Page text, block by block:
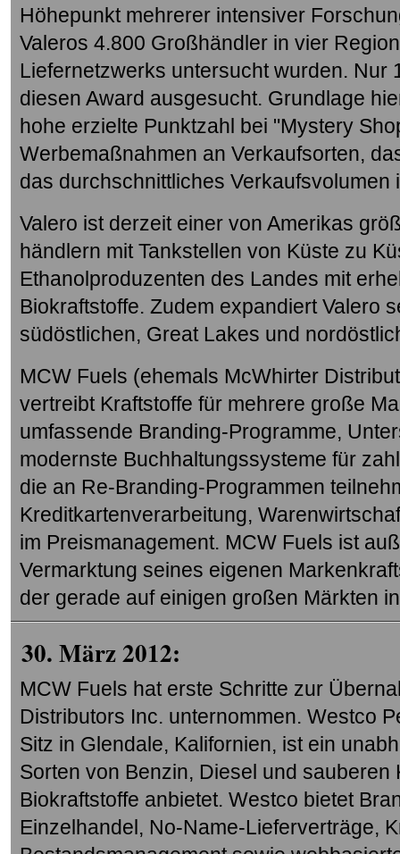
Höhepunkt mehrerer intensiver
Valeros 4.800 Großhändler in vier
Liefernetzwerks untersucht wurden. Nur
diesen Award ausgesucht. Grundlage
hohe erzielte Punktzahl bei "Mystery
Werbemaßnahmen an Verkaufsorten,
das durchschnittliches Verkaufsvolumen
Valero ist derzeit einer von Amerikas
händlern mit Tankstellen von Küste zu
Ethanolproduzenten des Landes mit
Biokraftstoffe. Zudem expandiert Valero
südöstlichen, Great Lakes und
MCW Fuels (ehemals McWhirter
vertreibt Kraftstoffe für mehrere große
umfassende Branding-Programme,
modernste Buchhaltungssysteme für
die an Re-Branding-Programmen
Kreditkartenverarbeitung,
im Preismanagement. MCW Fuels ist
Vermarktung seines eigenen
der gerade auf einigen großen Märkten
30. März 2012:
MCW Fuels hat erste Schritte zur
Distributors Inc. unternommen. Westco
Sitz in Glendale, Kalifornien, ist ein
Sorten von Benzin, Diesel und sauberen
Biokraftstoffe anbietet. Westco bietet
Einzelhandel, No-Name-Lieferverträge,